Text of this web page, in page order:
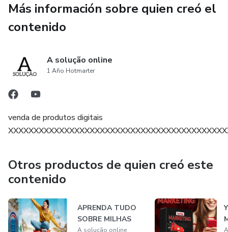
Más información sobre quien creó el
contenido
A solução online
1 Año Hotmarter
venda de produtos digitais
Otros productos de quien creó este
contenido
APRENDA TUDO
SOBRE MILHAS
A solução online